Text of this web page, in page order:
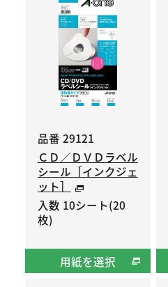
品番 29121
ＣＤ／ＤＶＤラベル
シール［インクジェ
ット］
入数 10シート(20
枚)
用紙を選択